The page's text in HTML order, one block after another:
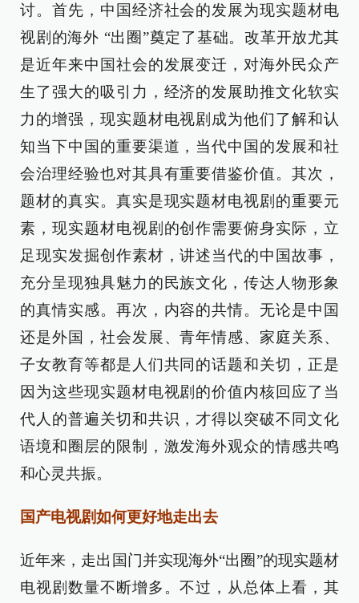
讨。首先，中国经济社会的发展为现实题材电
视剧的海外 “出圈”奠定了基础。改革开放尤其
是近年来中国社会的发展变迁，对海外民众产
生了强大的吸引力，经济的发展助推文化软实
力的增强，现实题材电视剧成为他们了解和认
知当下中国的重要渠道，当代中国的发展和社
会治理经验也对其具有重要借鉴价值。其次，
题材的真实。真实是现实题材电视剧的重要元
素，现实题材电视剧的创作需要俯身实际，立
足现实发掘创作素材，讲述当代的中国故事，
充分呈现独具魅力的民族文化，传达人物形象
的真情实感。再次，内容的共情。无论是中国
还是外国，社会发展、青年情感、家庭关系、
子女教育等都是人们共同的话题和关切，正是
因为这些现实题材电视剧的价值内核回应了当
代人的普遍关切和共识，才得以突破不同文化
语境和圈层的限制，激发海外观众的情感共鸣
和心灵共振。
国产电视剧如何更好地走出去
近年来，走出国门并实现海外“出圈”的现实题材
电视剧数量不断增多。不过，从总体上看，其